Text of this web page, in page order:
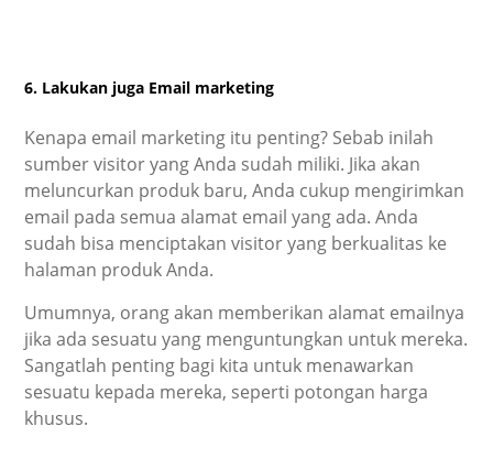
6. Lakukan juga Email marketing
Kenapa email marketing itu penting? Sebab inilah
sumber visitor yang Anda sudah miliki. Jika akan
meluncurkan produk baru, Anda cukup mengirimkan
email pada semua alamat email yang ada. Anda
sudah bisa menciptakan visitor yang berkualitas ke
halaman produk Anda.
Umumnya, orang akan memberikan alamat emailnya
jika ada sesuatu yang menguntungkan untuk mereka.
Sangatlah penting bagi kita untuk menawarkan
sesuatu kepada mereka, seperti potongan harga
khusus.